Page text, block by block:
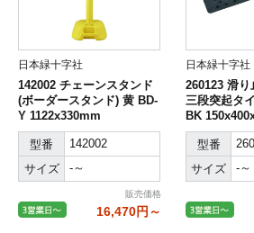
日本緑十字社
142002 チェーンスタンド
(ボーダースタンド) 黄 BD-
Y 1122x330mm
型番
142002
サイズ
-～
販売価格
16,470円～
日本緑十字社
260123 滑
三段突起タ
BK
ム製
型番
サイズ
-～